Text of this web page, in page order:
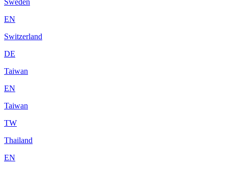
EN
Switzerland
DE
Taiwan
EN
Taiwan
TW
Thailand
EN